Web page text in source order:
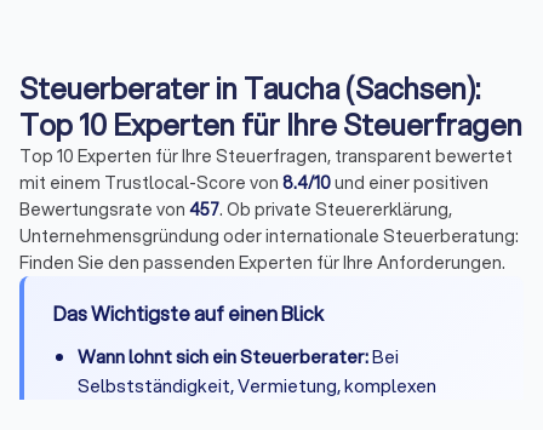
Steuerberater in Taucha (Sachsen):
Top 10 Experten für Ihre Steuerfragen
Top 10 Experten für Ihre Steuerfragen, transparent bewertet
mit einem Trustlocal-Score von 8.4/10und einer positiven
Bewertungsrate von 457. Ob private Steuererklärung,
Unternehmensgründung oder internationale Steuerberatung:
Finden Sie den passenden Experten für Ihre Anforderungen.
Das Wichtigste auf einen Blick
Wann lohnt sich ein Steuerberater:Bei
Selbstständigkeit, Vermietung, komplexen